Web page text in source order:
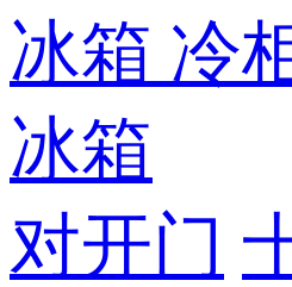
冰箱 冷
冰箱
对开门